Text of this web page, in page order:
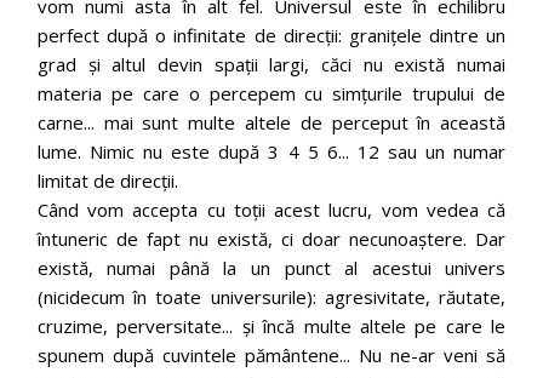
vom numi asta în alt fel. Universul este în echilibru
perfect după o infinitate de direcții: granițele dintre un
grad și altul devin spații largi, căci nu există numai
materia pe care o percepem cu simțurile trupului de
carne... mai sunt multe altele de perceput în această
lume. Nimic nu este după 3 4 5 6... 12 sau un numar
limitat de direcții.
Când vom accepta cu toții acest lucru, vom vedea că
întuneric de fapt nu există, ci doar necunoaștere. Dar
există, numai până la un punct al acestui univers
(nicidecum în toate universurile): agresivitate, răutate,
cruzime, perversitate... și încă multe altele pe care le
spunem după cuvintele pământene... Nu ne-ar veni să